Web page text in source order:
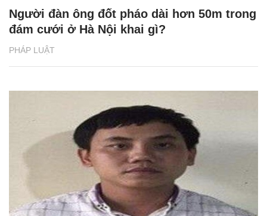
PHÁP LUẬT
Người đàn ông đốt pháo dài hơn 50m trong
đám cưới ở Hà Nội khai gì?